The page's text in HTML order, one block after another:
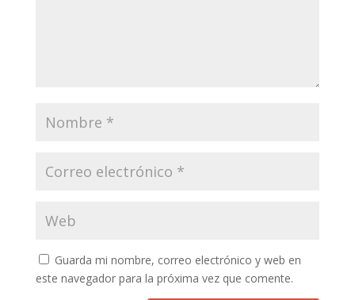
Guarda mi nombre, correo electrónico y web en
este navegador para la próxima vez que comente.